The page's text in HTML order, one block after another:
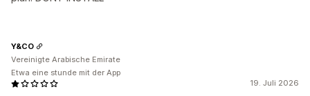
19. Juli 2026
Y&CO
Vereinigte Arabische Emirate
Etwa eine stunde mit der App